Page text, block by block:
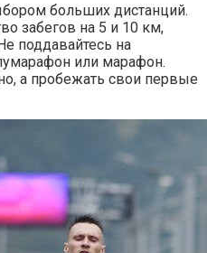
больших дистанций.
забегов на 5 и 10 км,
поддавайтесь на
или марафон.
а пробежать свои первые